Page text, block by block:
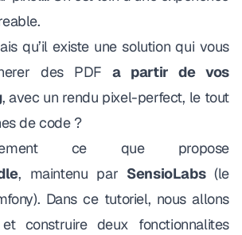
qu’il existe une solution qui vous
des PDF a partir de vos
, avec un rendu pixel-perfect, le tout
de code ?
ce que propose
, maintenu par SensioLabs(le
Dans ce tutoriel, nous allons
construire deux fonctionnalites